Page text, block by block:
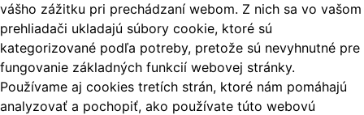
vášho zážitku pri prechádzaní webom. Z nich sa vo vašom
prehliadači ukladajú súbory cookie, ktoré sú
kategorizované podľa potreby, pretože sú nevyhnutné pre
fungovanie základných funkcií webovej stránky.
Používame aj cookies tretích strán, ktoré nám pomáhajú
analyzovať a pochopiť, ako používate túto webovú